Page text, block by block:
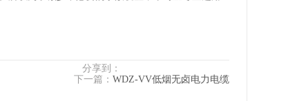
分享到：
下一篇： WDZ-VV低烟无卤电力电缆